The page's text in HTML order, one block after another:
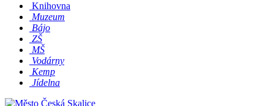
Knihovna
Muzeum
Bájo
ZŠ
MŠ
Vodárny
Kemp
Jídelna